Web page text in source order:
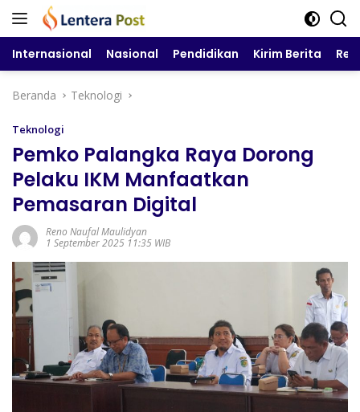
Langsung
Internasional Nasional Pendidikan Kirim Berita
Beranda Teknologi
Teknologi
Pemko Palangka Raya Dorong
Pelaku IKM Manfaatkan
Pemasaran Digital
Reno Naufal Maulidyan
1 September 2025 11:35 WIB